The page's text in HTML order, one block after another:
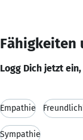
Fähigkeiten
Logg Dich jetzt
Empathie
Sympathie